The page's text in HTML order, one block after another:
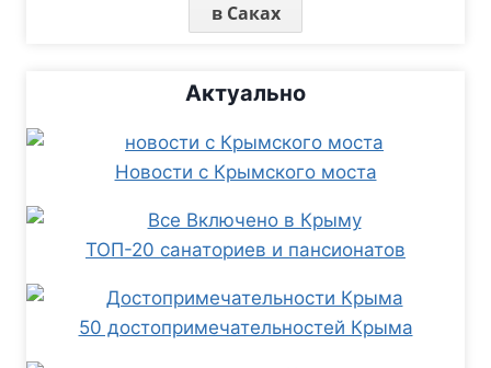
в Саках
Актуально
Новости с Крымского моста
ТОП-20 санаториев и пансионатов
50 достопримечательностей Крыма